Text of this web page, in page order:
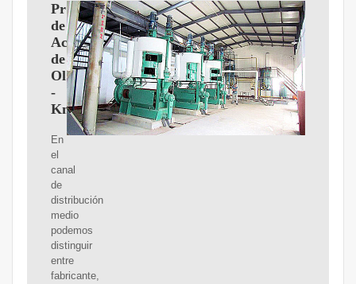
Proveedores
de
Aceite
de
Oliva
-
Knolive
En
el
canal
de
distribución
medio
podemos
distinguir
entre
fabricante,